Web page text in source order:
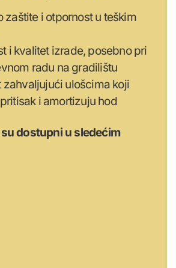
zaštite i otpornost u teškim
i kvalitet izrade, posebno pri
radu na gradilištu
zahvaljujući ulošcima koji
i amortizuju hod
dostupni u sledećim